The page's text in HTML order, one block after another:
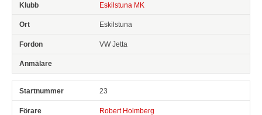
Eskilstuna MK
Eskilstuna
VW Jetta
23
Robert Holmberg